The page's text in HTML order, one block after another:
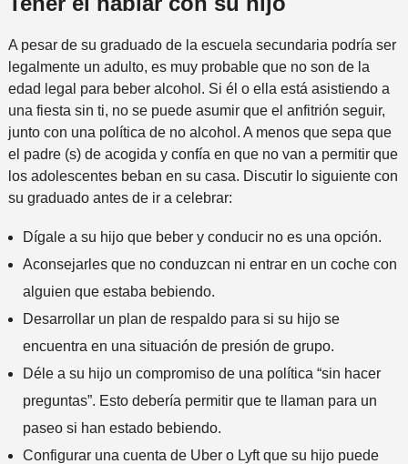
A pesar de su graduado de la escuela secundaria podría ser
legalmente un adulto, es muy probable que no son de la
edad legal para beber alcohol. Si él o ella está asistiendo a
una fiesta sin ti, no se puede asumir que el anfitrión seguir,
junto con una política de no alcohol. A menos que sepa que
el padre (s) de acogida y confía en que no van a permitir que
los adolescentes beban en su casa. Discutir lo siguiente con
su graduado antes de ir a celebrar:
Dígale a su hijo que beber y conducir no es una opción.
Aconsejarles que no conduzcan ni entrar en un coche con
alguien que estaba bebiendo.
Desarrollar un plan de respaldo para si su hijo se
encuentra en una situación de presión de grupo.
Déle a su hijo un compromiso de una política “sin hacer
preguntas”. Esto debería permitir que te llaman para un
paseo si han estado bebiendo.
Configurar una cuenta de Uber o Lyft que su hijo puede